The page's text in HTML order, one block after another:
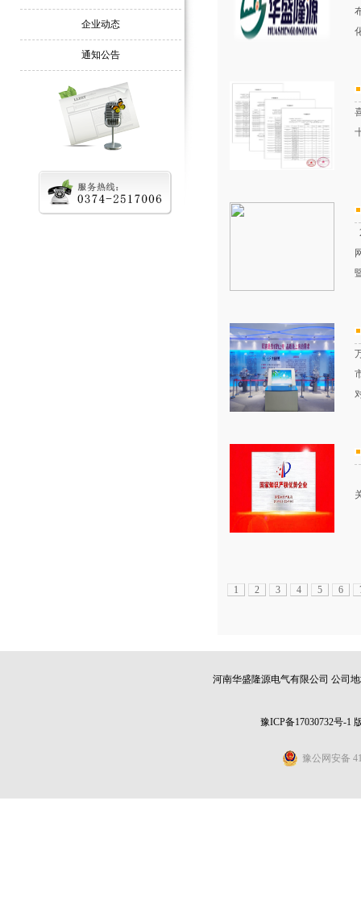
企业动态
通知公告
1 2 3 4 5 6
河南华盛隆源电气有限公司 公司
豫ICP备17030732号-1
豫公网安备